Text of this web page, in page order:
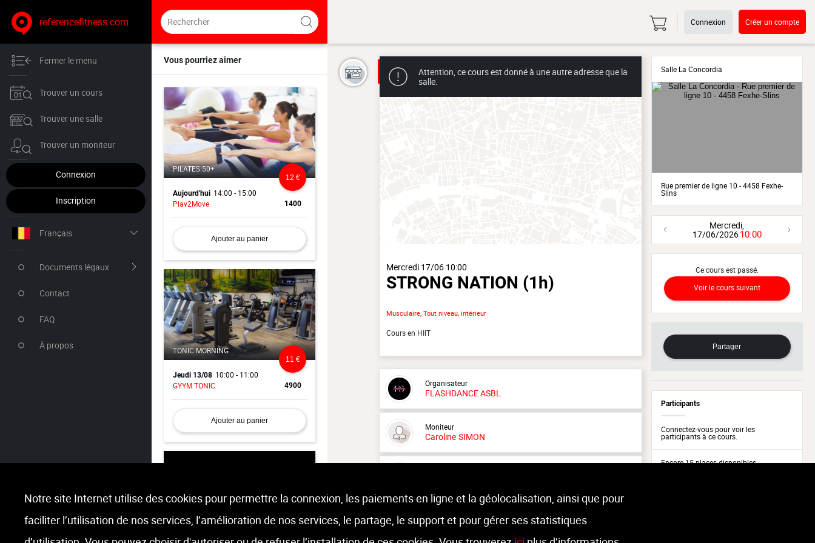
referencefitness.com
Fermer le menu
Trouver un cours
Trouver une salle
Trouver un moniteur
Connexion
Inscription
Français
Documents légaux
Contact
FAQ
À propos
Vous pourriez aimer
PILATES 50+
Aujourd'hui 14:00 - 15:00
Play2Move
1400
12 €
Ajouter au panier
TONIC MORNING
Jeudi 13/08 10:00 - 11:00
GYYM TONIC
4900
11 €
Ajouter au panier
10 €
Connexion Créer un compte
Attention, ce cours est donné à une autre adresse que la
salle.
Mercredi 17/06 10:00
STRONG NATION (1h)
Musculaire, Tout niveau, intérieur
Cours en HIIT
Organisateur
FLASHDANCE ASBL
Moniteur
Caroline SIMON
Salle La Concordia
Rue premier de ligne 10 - 4458 Fexhe-
Slins
Mercredi,
17/06/202610:00
Ce cours est passé.
Voir le cours suivant
Partager
Participants
Connectez-vous pour voir les
participants à ce cours.
Encore 15 places disponibles
Notre site Internet utilise des cookies pour permettre la connexion, les paiements en ligne et la géolocalisation, ainsi que pour
faciliter l’utilisation de nos services, l’amélioration de nos services, le partage, le support et pour gérer ses statistiques